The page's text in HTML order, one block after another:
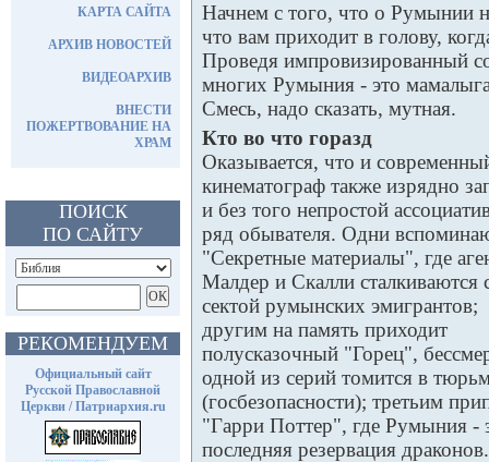
КАРТА САЙТА
АРХИВ НОВОСТЕЙ
ВИДЕОАРХИВ
ВНЕСТИ
ПОЖЕРТВОВАНИЕ НА
ХРАМ
ПОИСК
ПО САЙТУ
РЕКОМЕНДУЕМ
Официальный сайт
Русской Православной
Церкви / Патриархия.ru
Начнем с того, что о Румынии
что вам приходит в голову,
Проведя импровизированный
многих Румыния - это
Смесь, надо сказать, мутная.
Кто во что горазд
Оказывается, что и
кинематограф также изрядно
и без того непростой
ряд обывателя. Одни
"Секретные материалы", где
Малдер и Скалли сталкиваются
сектой румынских эмигрантов;
другим на память приходит
полусказочный "Горец",
одной из серий томится в
(госбезопасности); третьим
"Гарри Поттер", где Румыния -
последняя резервация драконов.